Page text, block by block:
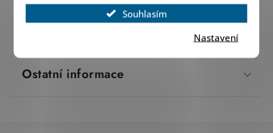
Souhlasím
Nastavení
VÁNOCE
OSVĚTLENÍ
Ostatní informace